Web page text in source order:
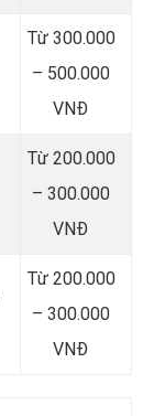
Từ 300.000
– 500.000
VNĐ
Từ 200.000
– 300.000
VNĐ
Từ 200.000
– 300.000
VNĐ